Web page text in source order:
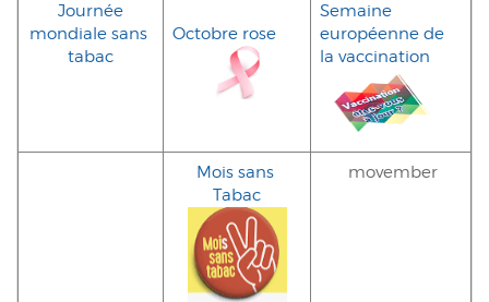
Journée
mondiale sans
tabac
Octobre rose
Semaine
européenne de
la vaccination
Mois sans
Tabac
movember